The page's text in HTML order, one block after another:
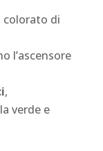
colorato di
l’ascensore
,
verde e